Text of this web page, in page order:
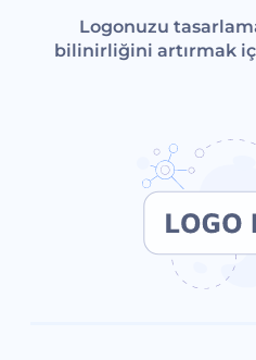
Logonuzu
bilinirliğini artırmak